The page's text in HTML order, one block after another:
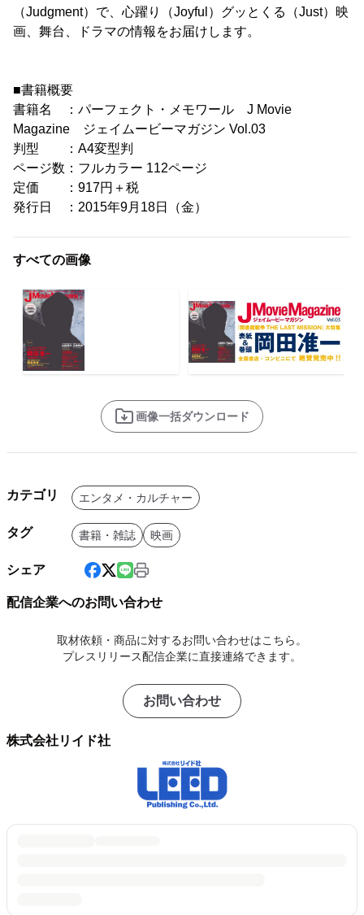
（Judgment）で、心躍り（Joyful）グッとくる（Just）映
画、舞台、ドラマの情報をお届けします。
■書籍概要
書籍名 ：パーフェクト・メモワール J Movie
Magazine ジェイムービーマガジン Vol.03
判型 ：A4変型判
ページ数：フルカラー 112ページ
定価 ：917円＋税
発行日 ：2015年9月18日（金）
すべての画像
画像一括ダウンロード
カテゴリ エンタメ・カルチャー
タグ 書籍・雑誌 映画
シェア
配信企業へのお問い合わせ
取材依頼・商品に対するお問い合わせはこちら。
プレスリリース配信企業に直接連絡できます。
お問い合わせ
株式会社リイド社